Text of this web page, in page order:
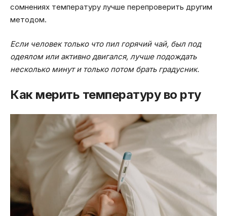
сомнениях температуру лучше перепроверить другим
методом.
Если человек только что пил горячий чай, был под
одеялом или активно двигался, лучше подождать
несколько минут и только потом брать градусник.
Как мерить температуру во рту